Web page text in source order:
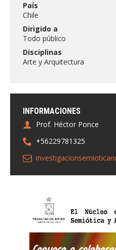
INFORMACIONES
Prof. Héctor Ponce
+56229781325
País
Chile
Dirigido a
Todo público
Disciplinas
Arte y Arquitectura